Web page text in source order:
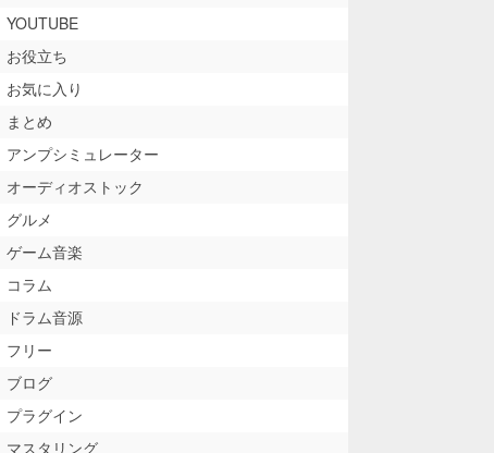
YOUTUBE
お役立ち
お気に入り
まとめ
アンプシミュレーター
オーディオストック
グルメ
ゲーム音楽
コラム
ドラム音源
フリー
ブログ
プラグイン
マスタリング